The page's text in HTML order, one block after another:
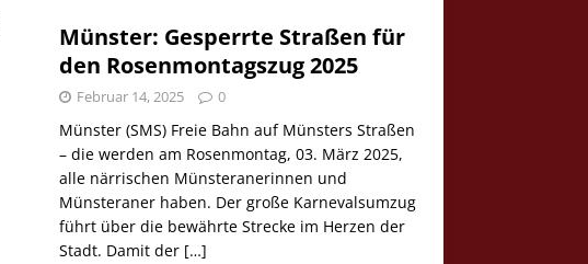
Münster: Gesperrte Straßen für
den Rosenmontagszug 2025
Februar 14, 2025 0
Münster (SMS) Freie Bahn auf Münsters Straßen
– die werden am Rosenmontag, 03. März 2025,
alle närrischen Münsteranerinnen und
Münsteraner haben. Der große Karnevalsumzug
führt über die bewährte Strecke im Herzen der
Stadt. Damit der […]